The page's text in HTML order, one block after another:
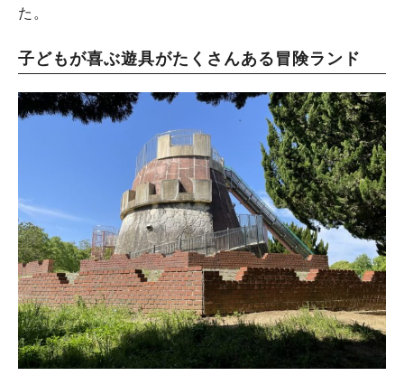
た。
子どもが喜ぶ遊具がたくさんある冒険ランド